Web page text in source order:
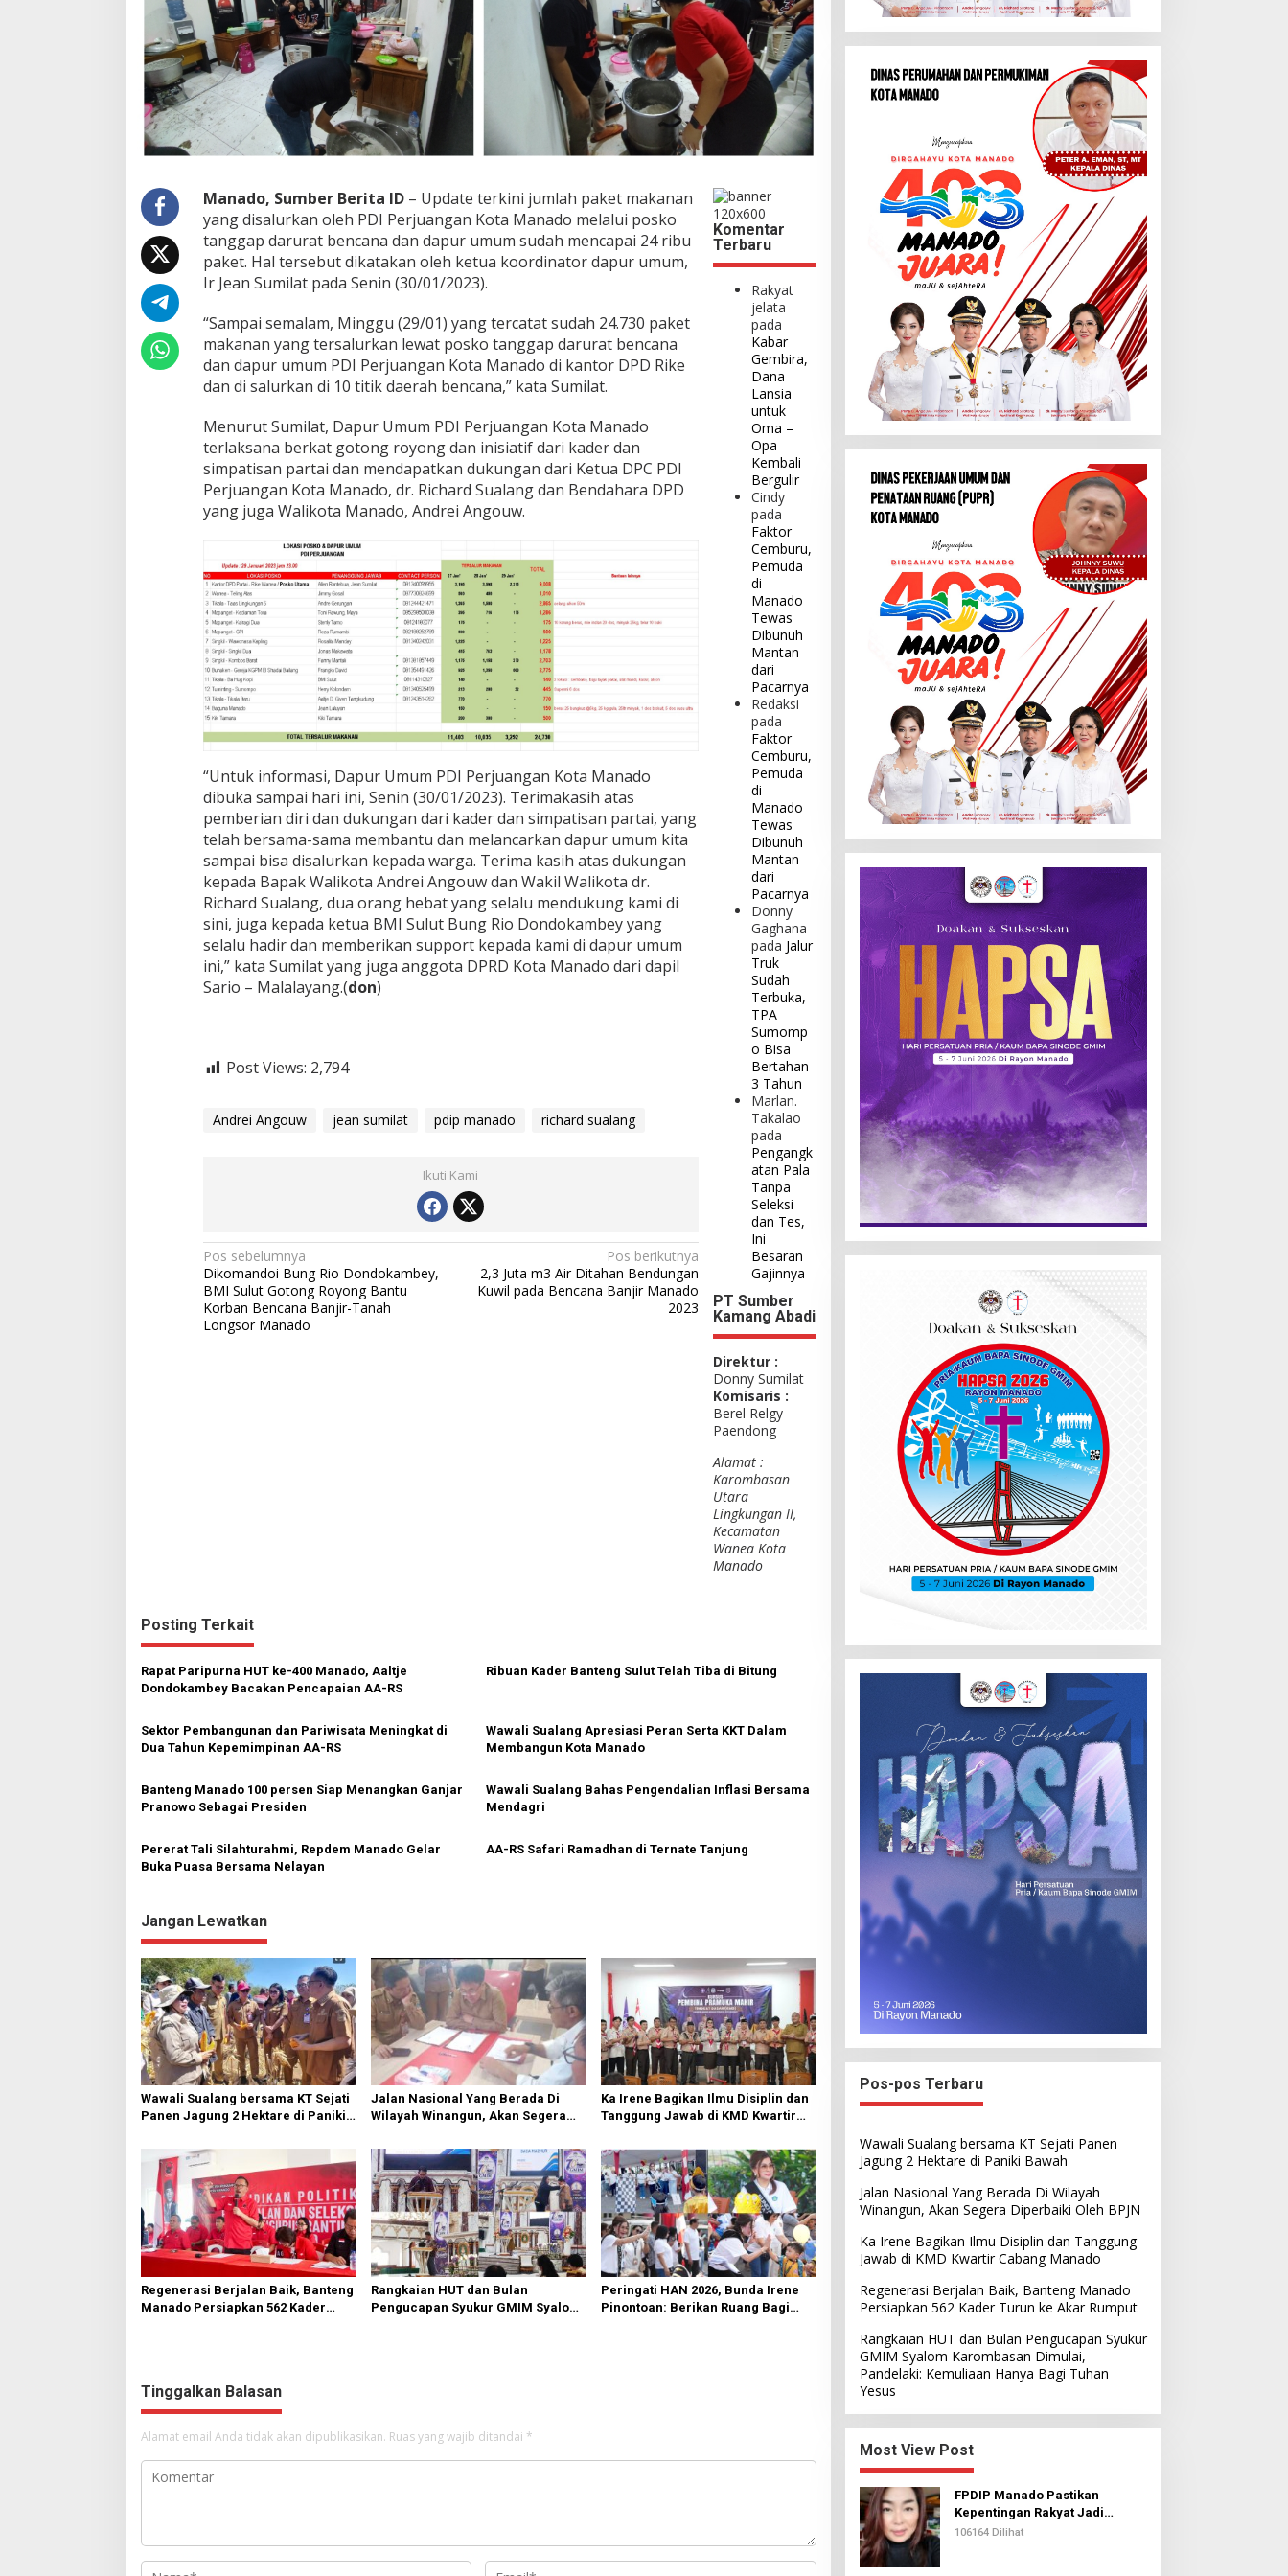
i
b
u
a
k
t
M
a
n
a
n
e
s
a
l
r
a
n
k
e
W
a
a
K
n
j
r
-
T
a
n
a
h
o
n
g
s
o
r
Manado, Sumber Berita ID– Update terkini jumlah paket makanan
yang disalurkan oleh PDI Perjuangan Kota Manado melalui posko
tanggap darurat bencana dan dapur umum sudah mencapai 24 ribu
paket. Hal tersebut dikatakan oleh ketua koordinator dapur umum,
Ir Jean Sumilat pada Senin (30/01/2023).
“Sampai semalam, Minggu (29/01) yang tercatat sudah 24.730 paket
makanan yang tersalurkan lewat posko tanggap darurat bencana
dan dapur umum PDI Perjuangan Kota Manado di kantor DPD Rike
dan di salurkan di 10 titik daerah bencana,” kata Sumilat.
Menurut Sumilat, Dapur Umum PDI Perjuangan Kota Manado
terlaksana berkat gotong royong dan inisiatif dari kader dan
simpatisan partai dan mendapatkan dukungan dari Ketua DPC PDI
Perjuangan Kota Manado, dr. Richard Sualang dan Bendahara DPD
yang juga Walikota Manado, Andrei Angouw.
“Untuk informasi, Dapur Umum PDI Perjuangan Kota Manado
dibuka sampai hari ini, Senin (30/01/2023). Terimakasih atas
pemberian diri dan dukungan dari kader dan simpatisan partai, yang
telah bersama-sama membantu dan melancarkan dapur umum kita
sampai bisa disalurkan kepada warga. Terima kasih atas dukungan
kepada Bapak Walikota Andrei Angouw dan Wakil Walikota dr.
Richard Sualang, dua orang hebat yang selalu mendukung kami di
sini, juga kepada ketua BMI Sulut Bung Rio Dondokambey yang
selalu hadir dan memberikan support kepada kami di dapur umum
ini,” kata Sumilat yang juga anggota DPRD Kota Manado dari dapil
Sario – Malalayang.(don)
Post Views: 2,794
Andrei Angouw jean sumilat pdip manado richard sualang
Ikuti Kami
N
a
v
Pos sebelumnya
Dikomandoi Bung Rio Dondokambey,
BMI Sulut Gotong Royong Bantu
Korban Bencana Banjir-Tanah
Longsor Manado
Pos berikutnya
2,3 Juta m3 Air Ditahan Bendungan
Kuwil pada Bencana Banjir Manado
2023
Komentar
Terbaru
Rakyat
jelata
pada
Kabar
Gembira,
Dana
Lansia
untuk
Oma –
Opa
Kembali
Bergulir
Cindy
pada
Faktor
Cemburu,
Pemuda
di
Manado
Tewas
Dibunuh
Mantan
dari
Pacarnya
Redaksi
pada
Faktor
Cemburu,
Pemuda
di
Manado
Tewas
Dibunuh
Mantan
dari
Pacarnya
Donny
Gaghana
pada Jalur
Truk
Sudah
Terbuka,
TPA
Sumomp
o Bisa
Bertahan
3 Tahun
Marlan.
Takalao
pada
Pengangk
atan Pala
Tanpa
Seleksi
dan Tes,
Ini
Besaran
Gajinnya
PT Sumber
Kamang Abadi
Direktur :
Donny Sumilat
Komisaris :
Berel Relgy
Paendong
Alamat :
Karombasan
Utara
Lingkungan II,
Kecamatan
Wanea Kota
Manado
Posting Terkait
Rapat Paripurna HUT ke-400 Manado, Aaltje
Dondokambey Bacakan Pencapaian AA-RS
Ribuan Kader Banteng Sulut Telah Tiba di Bitung
Sektor Pembangunan dan Pariwisata Meningkat di
Dua Tahun Kepemimpinan AA-RS
Wawali Sualang Apresiasi Peran Serta KKT Dalam
Membangun Kota Manado
Banteng Manado 100 persen Siap Menangkan Ganjar
Pranowo Sebagai Presiden
Wawali Sualang Bahas Pengendalian Inflasi Bersama
Mendagri
Pererat Tali Silahturahmi, Repdem Manado Gelar
Buka Puasa Bersama Nelayan
AA-RS Safari Ramadhan di Ternate Tanjung
Jangan Lewatkan
Wawali Sualang bersama KT Sejati
Panen Jagung 2 Hektare di Paniki
Jalan Nasional Yang Berada Di
Wilayah Winangun, Akan Segera
Ka Irene Bagikan Ilmu Disiplin dan
Tanggung Jawab di KMD Kwartir
Regenerasi Berjalan Baik, Banteng
Manado Persiapkan 562 Kader
Rangkaian HUT dan Bulan
Pengucapan Syukur GMIM Syalom
Peringati HAN 2026, Bunda Irene
Pinontoan: Berikan Ruang Bagi
Tinggalkan Balasan
Alamat email Anda tidak akan dipublikasikan. Ruas yang wajib ditandai *
Pos-pos Terbaru
Wawali Sualang bersama KT Sejati Panen
Jagung 2 Hektare di Paniki Bawah
Jalan Nasional Yang Berada Di Wilayah
Winangun, Akan Segera Diperbaiki Oleh BPJN
Ka Irene Bagikan Ilmu Disiplin dan Tanggung
Jawab di KMD Kwartir Cabang Manado
Regenerasi Berjalan Baik, Banteng Manado
Persiapkan 562 Kader Turun ke Akar Rumput
Rangkaian HUT dan Bulan Pengucapan Syukur
GMIM Syalom Karombasan Dimulai,
Pandelaki: Kemuliaan Hanya Bagi Tuhan
Yesus
Most View Post
FPDIP Manado Pastikan
Kepentingan Rakyat Jadi
Prioritas Dalam Perjuangan
106164 Dilihat